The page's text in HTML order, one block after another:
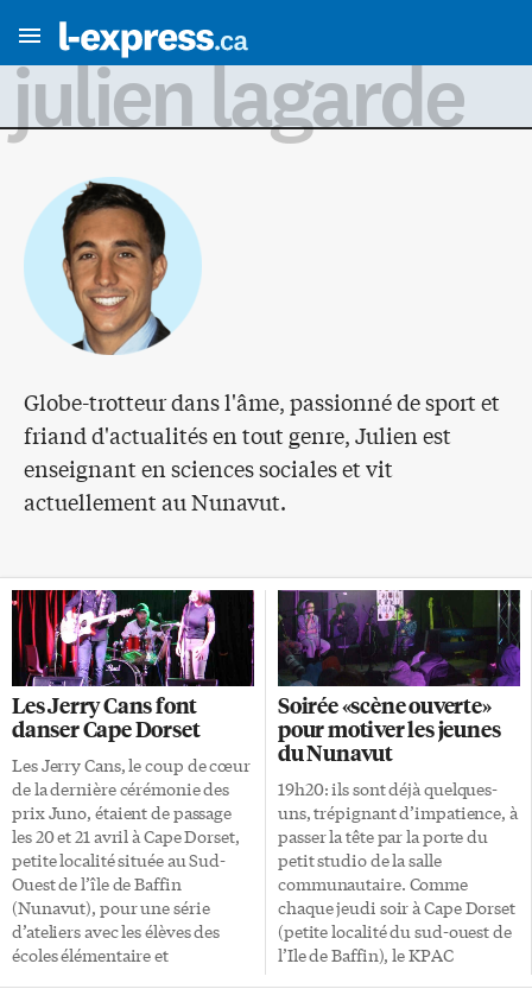
julien lagarde
Globe-trotteur dans l'âme, passionné de sport et
friand d'actualités en tout genre, Julien est
enseignant en sciences sociales et vit
actuellement au Nunavut.
Les Jerry Cans font
danser Cape Dorset
Les Jerry Cans, le coup de cœur
de la dernière cérémonie des
prix Juno, étaient de passage
les 20 et 21 avril à Cape Dorset,
petite localité située au Sud-
Ouest de l’île de Baffin
(Nunavut), pour une série
d’ateliers avec les élèves des
écoles élémentaire et
Soirée «scène ouverte»
pour motiver les jeunes
du Nunavut
19h20: ils sont déjà quelques-
uns, trépignant d’impatience, à
passer la tête par la porte du
petit studio de la salle
communautaire. Comme
chaque jeudi soir à Cape Dorset
(petite localité du sud-ouest de
l’Ile de Baffin), le KPAC